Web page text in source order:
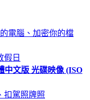
電腦、加密你的檔
假日
中文版 光碟映像 (ISO
扣駕照牌照